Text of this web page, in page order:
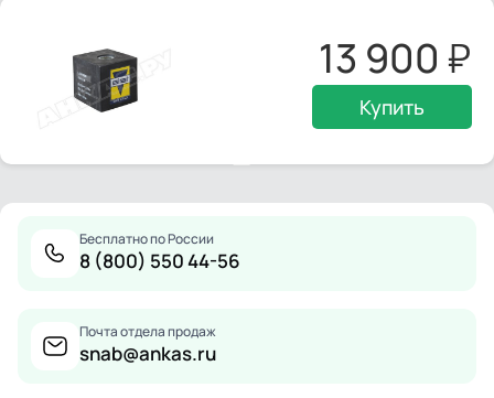
13 900
Купить
Бесплатно по России
8 (800) 550 44-56
Почта отдела продаж
snab@ankas.ru